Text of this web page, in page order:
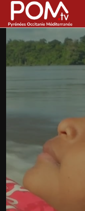
ACCUEIL
DOCUMENTAIRES